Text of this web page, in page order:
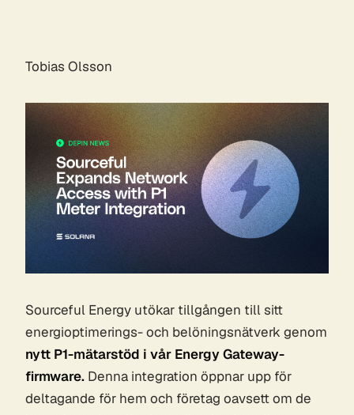
Tobias Olsson
Sourceful Energy utökar tillgången till sitt
energioptimerings- och belöningsnätverk genom
nytt P1-mätarstöd i vår Energy Gateway-
firmware. Denna integration öppnar upp för
deltagande för hem och företag oavsett om de